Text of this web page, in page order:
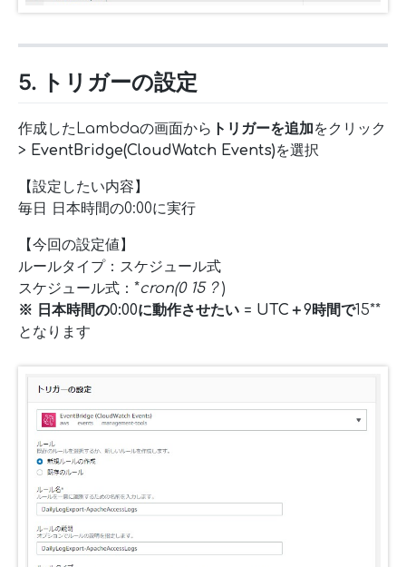
5. トリガーの設定
作成したLambdaの画面から トリガーを追加をクリック
> EventBridge(CloudWatch Events)を選択
【設定したい内容】
毎日 日本時間の0:00に実行
【今回の設定値】
ルールタイプ：スケジュール式
スケジュール式：*cron(0 15 ?)
※ 日本時間の0:00に動作させたい = UTC＋9時間で15**
となります